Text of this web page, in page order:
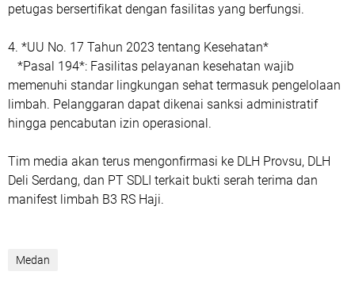
petugas bersertifikat dengan fasilitas yang berfungsi.
4. *UU No. 17 Tahun 2023 tentang Kesehatan*
*Pasal 194*: Fasilitas pelayanan kesehatan wajib
memenuhi standar lingkungan sehat termasuk pengelolaan
limbah. Pelanggaran dapat dikenai sanksi administratif
hingga pencabutan izin operasional.
Tim media akan terus mengonfirmasi ke DLH Provsu, DLH
Deli Serdang, dan PT SDLI terkait bukti serah terima dan
manifest limbah B3 RS Haji.
Medan